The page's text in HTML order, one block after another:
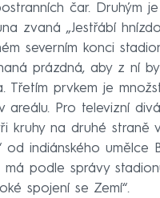
čar. Druhým je
zvaná „Jestřábí
severním konci
prázdná, aby z ní
Třetím prvkem je
areálu. Pro televizní
kruhy na druhé straně
od indiánského umělce
má podle správy
spojení se Zemí“.